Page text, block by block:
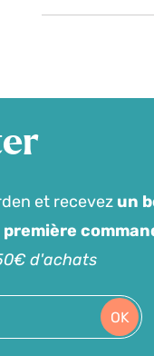
et recevez un
d'achats
OK